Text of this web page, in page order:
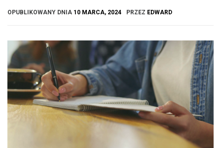
OPUBLIKOWANY DNIA 10 MARCA, 2024 PRZEZ EDWARD